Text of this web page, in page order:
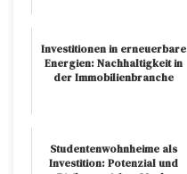
Investitionen in erneuerbare
Energien: Nachhaltigkeit in
der Immobilienbranche
Studentenwohnheime als
Investition: Potenzial und